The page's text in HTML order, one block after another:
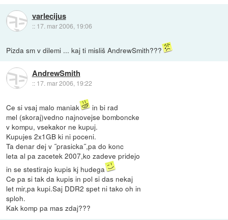
varlecijus
:: 17. mar 2006, 19:06
Pizda sm v dilemi ... kaj ti misliš AndrewSmith???
AndrewSmith
:: 17. mar 2006, 19:22
Ce si vsaj malo maniak
in bi rad
mel (skoraj)vedno najnovejse bomboncke
v kompu, vsekakor ne kupuj.
Kupujes 2x1GB ki ni poceni.
Ta denar dej v ˝prasicka˝,pa do konc
leta al pa zacetek 2007,ko zadeve pridejo
in se stestirajo kupis kj hudega
Ce pa si tak da kupis in pol si das nekaj
let mir,pa kupi.Saj DDR2 spet ni tako oh in
sploh.
Kak komp pa mas zdaj???